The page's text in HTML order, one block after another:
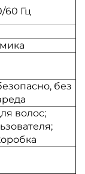
60 Гц
без
волос;